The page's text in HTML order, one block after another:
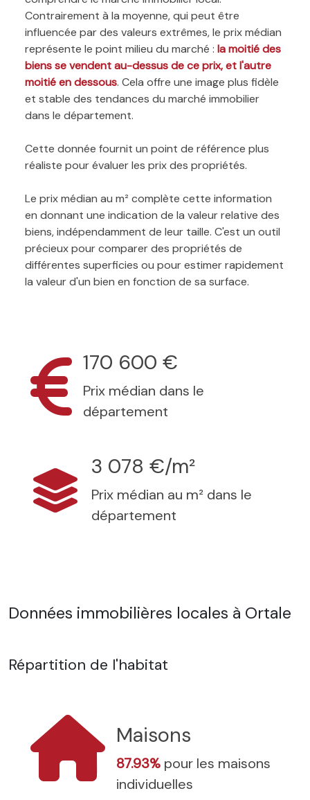
Contrairement à la moyenne, qui peut être
influencée par des valeurs extrêmes, le prix médian
représente le point milieu du marché : la moitié des
biens se vendent au-dessus de ce prix, et l'autre
moitié en dessous. Cela offre une image plus fidèle
et stable des tendances du marché immobilier
dans le département.
Cette donnée fournit un point de référence plus
réaliste pour évaluer les prix des propriétés.
Le prix médian au m² complète cette information
en donnant une indication de la valeur relative des
biens, indépendamment de leur taille. C'est un outil
précieux pour comparer des propriétés de
différentes superficies ou pour estimer rapidement
la valeur d'un bien en fonction de sa surface.
170 600 €
Prix médian dans le
département
3 078 €/m²
Prix médian au m² dans le
département
Données immobilières locales à Ortale
Répartition de l'habitat
Maisons
87.93% pour les maisons
individuelles